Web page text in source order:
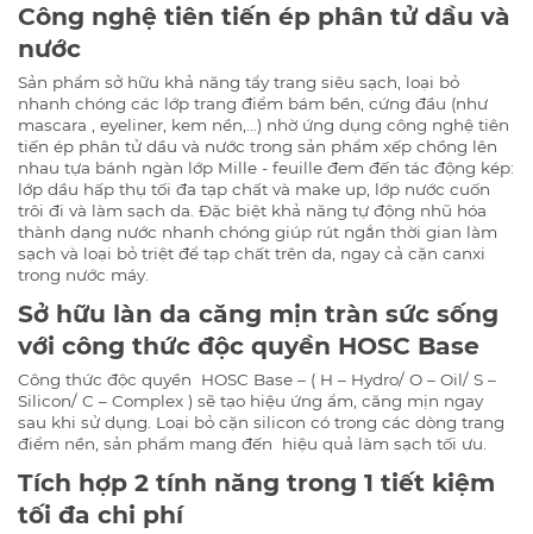
Công nghệ tiên tiến ép phân tử dầu và
nước
Sản phẩm sở hữu khả năng tẩy trang siêu sạch, loại bỏ
nhanh chóng các lớp trang điểm bám bền, cứng đầu (như
mascara , eyeliner, kem nền,…) nhờ ứng dụng công nghệ tiên
tiến ép phân tử dầu và nước trong sản phẩm xếp chồng lên
nhau tựa bánh ngàn lớp Mille - feuille đem đến tác động kép:
lớp dầu hấp thụ tối đa tạp chất và make up, lớp nước cuốn
trôi đi và làm sạch da. Đặc biệt khả năng tự động nhũ hóa
thành dạng nước nhanh chóng giúp rút ngắn thời gian làm
sạch và loại bỏ triệt để tạp chất trên da, ngay cả cặn canxi
trong nước máy.
Sở hữu làn da căng mịn tràn sức sống
với công thức độc quyền HOSC Base
Công thức độc quyền HOSC Base – ( H – Hydro/ O – Oil/ S –
Silicon/ C – Complex ) sẽ tạo hiệu ứng ẩm, căng mịn ngay
sau khi sử dụng. Loại bỏ cặn silicon có trong các dòng trang
điểm nền, sản phẩm mang đến hiệu quả làm sạch tối ưu.
Tích hợp 2 tính năng trong 1 tiết kiệm
tối đa chi phí